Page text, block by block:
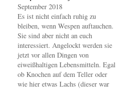
September 2018
Es ist nicht einfach ruhig zu
bleiben, wenn Wespen auftauchen.
Sie sind aber nicht an euch
interessiert. Angelockt werden sie
jetzt vor allen Dingen von
eiweißhaltigen Lebensmitteln. Egal
ob Knochen auf dem Teller oder
wie hier etwas Lachs (dieser war